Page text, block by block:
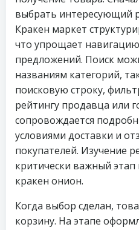
выбрать интересующий
Кракен маркет
что упрощает
предложений. Поиск
названиям категорий,
поисковую строку,
рейтингу продавца или
сопровождается
условиями доставки и
покупателей. Изучение
критически важный
кракен онион.
Когда выбор сделан,
корзину. На этапе